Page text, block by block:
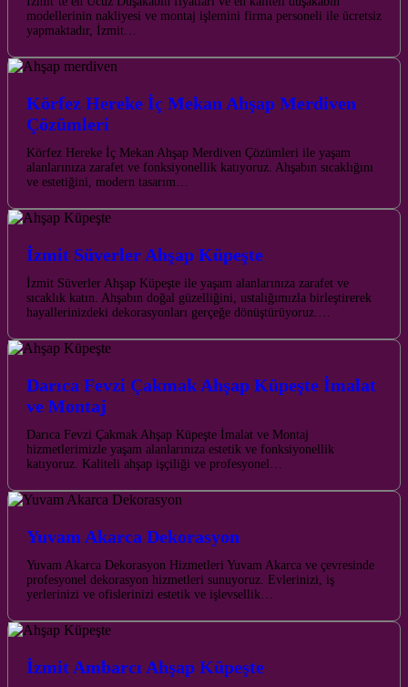
modellerinin nakliyesi ve montaj işlemini firma personeli ile ücretsiz
yapmaktadır, İzmit…
Körfez Hereke İç Mekan Ahşap Merdiven
Çözümleri
Körfez Hereke İç Mekan Ahşap Merdiven Çözümleri ile yaşam
alanlarınıza zarafet ve fonksiyonellik katıyoruz. Ahşabın sıcaklığını
ve estetiğini, modern tasarım…
İzmit Süverler Ahşap Küpeşte
İzmit Süverler Ahşap Küpeşte ile yaşam alanlarınıza zarafet ve
sıcaklık katın. Ahşabın doğal güzelliğini, ustalığımızla birleştirerek
hayallerinizdeki dekorasyonları gerçeğe dönüştürüyoruz.…
Darıca Fevzi Çakmak Ahşap Küpeşte İmalat
ve Montaj
Darıca Fevzi Çakmak Ahşap Küpeşte İmalat ve Montaj
hizmetlerimizle yaşam alanlarınıza estetik ve fonksiyonellik
katıyoruz. Kaliteli ahşap işçiliği ve profesyonel…
Yuvam Akarca Dekorasyon
Yuvam Akarca Dekorasyon Hizmetleri Yuvam Akarca ve çevresinde
profesyonel dekorasyon hizmetleri sunuyoruz. Evlerinizi, iş
yerlerinizi ve ofislerinizi estetik ve işlevsellik…
İzmit Ambarcı Ahşap Küpeşte